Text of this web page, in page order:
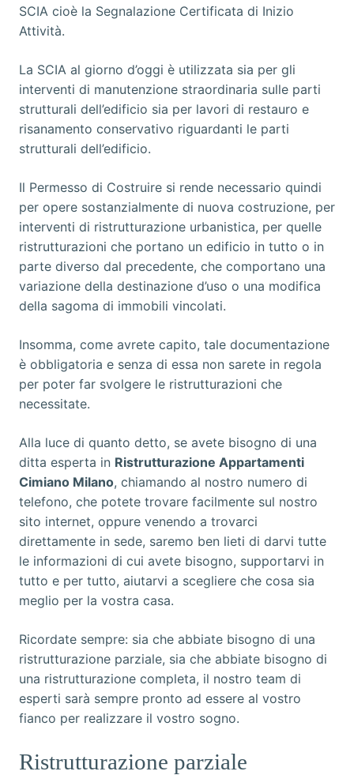
SCIA cioè la Segnalazione Certificata di Inizio
Attività.
La SCIA al giorno d’oggi è utilizzata sia per gli
interventi di manutenzione straordinaria sulle parti
strutturali dell’edificio sia per lavori di restauro e
risanamento conservativo riguardanti le parti
strutturali dell’edificio.
Il Permesso di Costruire si rende necessario quindi
per opere sostanzialmente di nuova costruzione, per
interventi di ristrutturazione urbanistica, per quelle
ristrutturazioni che portano un edificio in tutto o in
parte diverso dal precedente, che comportano una
variazione della destinazione d’uso o una modifica
della sagoma di immobili vincolati.
Insomma, come avrete capito, tale documentazione
è obbligatoria e senza di essa non sarete in regola
per poter far svolgere le ristrutturazioni che
necessitate.
Alla luce di quanto detto, se avete bisogno di una
ditta esperta in Ristrutturazione Appartamenti
Cimiano Milano, chiamando al nostro numero di
telefono, che potete trovare facilmente sul nostro
sito internet, oppure venendo a trovarci
direttamente in sede, saremo ben lieti di darvi tutte
le informazioni di cui avete bisogno, supportarvi in
tutto e per tutto, aiutarvi a scegliere che cosa sia
meglio per la vostra casa.
Ricordate sempre: sia che abbiate bisogno di una
ristrutturazione parziale, sia che abbiate bisogno di
una ristrutturazione completa, il nostro team di
esperti sarà sempre pronto ad essere al vostro
fianco per realizzare il vostro sogno.
Ristrutturazione parziale